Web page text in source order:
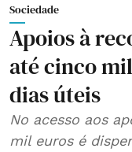
Sociedade
Apoios à
até cinco
dias úteis
No acesso aos
mil euros é